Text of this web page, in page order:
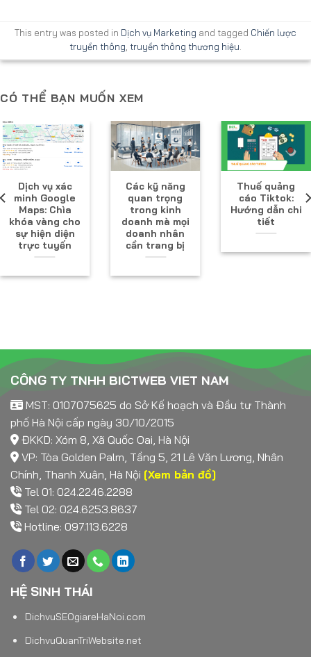
This entry was posted in Dịch vụ Marketing and tagged Chiến lược
truyền thông, truyền thông thương hiệu.
CÓ THỂ BẠN MUỐN XEM
Dịch vụ xác
minh Google
Maps: Chìa
khóa vàng cho
sự hiện diện
trực tuyến
Các kỹ năng
quan trọng
trong kinh
doanh mà mọi
doanh nhân
cần trang bị
Thuế quảng
cáo Tiktok:
Hướng dẫn chi
tiết
CÔNG TY TNHH BICTWEB VIET NAM
MST: 0107075625 do Sở Kế hoạch và Đầu tư Thành
phố Hà Nội cấp ngày 30/10/2015
ĐKKD: Xóm 8, Xã Quốc Oai, Hà Nội
VP: Tòa Golden Palm, Tầng 5, 21 Lê Văn Lương, Nhân
Chính, Thanh Xuân, Hà Nội [Xem bản đồ]
Tel 01: 024.2246.2288
Tel 02: 024.6253.8637
Hotline: 097.113.6228
HỆ SINH THÁI
DichvuSEOgiareHaNoi.com
DichvuQuanTriWebsite.net